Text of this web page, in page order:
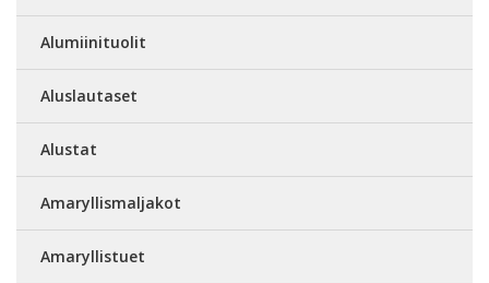
Alumiinituolit
Aluslautaset
Alustat
Amaryllismaljakot
Amaryllistuet